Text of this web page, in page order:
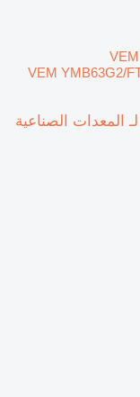
محرك كهربائي VEM
محرك كهربائي VEM YMB63G2/FTII/B/1 لـ المعدات الصناعية